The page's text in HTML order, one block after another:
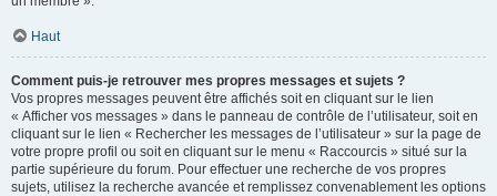
Haut
Comment puis-je retrouver mes propres messages et sujets ?
Vos propres messages peuvent être affichés soit en cliquant sur le lien
« Afficher vos messages » dans le panneau de contrôle de l’utilisateur, soit en
cliquant sur le lien « Rechercher les messages de l’utilisateur » sur la page de
votre propre profil ou soit en cliquant sur le menu « Raccourcis » situé sur la
partie supérieure du forum. Pour effectuer une recherche de vos propres
sujets, utilisez la recherche avancée et remplissez convenablement les options